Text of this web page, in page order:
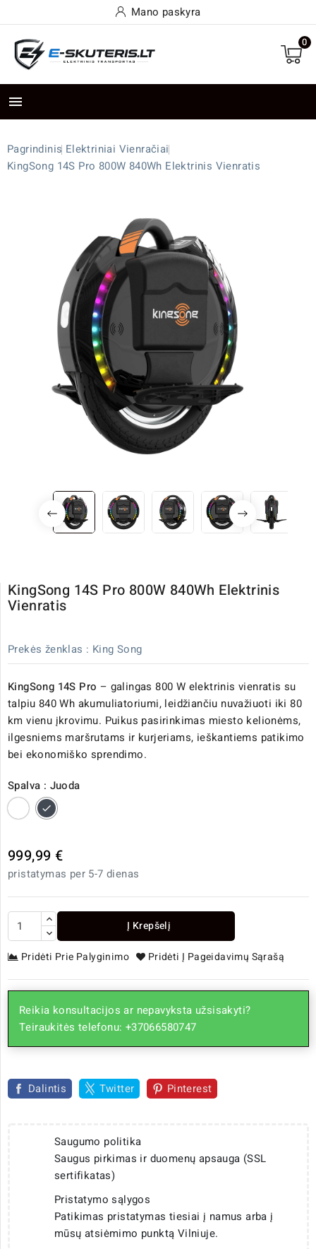
Mano paskyra
0

Pagrindinis Elektriniai Vienračiai
KingSong 14S Pro 800W 840Wh Elektrinis Vienratis
KingSong 14S Pro 800W 840Wh Elektrinis
Vienratis
Prekės ženklas : King Song
KingSong 14S Pro – galingas 800 W elektrinis vienratis su
talpiu 840 Wh akumuliatoriumi, leidžiančiu nuvažiuoti iki 80
km vienu įkrovimu. Puikus pasirinkimas miesto kelionėms,
ilgesniems maršrutams ir kurjeriams, ieškantiems patikimo
bei ekonomiško sprendimo.
Spalva : Juoda
BaltaJuoda
999,99 €
pristatymas per 5-7 dienas
Į Krepšelį
Pridėti Prie Palyginimo Pridėti Į Pageidavimų Sąrašą
Reikia konsultacijos ar nepavyksta užsisakyti?
Teiraukitės telefonu: +37066580747
Dalintis Twitter Pinterest
Saugumo politika
Saugus pirkimas ir duomenų apsauga (SSL
sertifikatas)
Pristatymo sąlygos
Patikimas pristatymas tiesiai į namus arba į
mūsų atsiėmimo punktą Vilniuje.